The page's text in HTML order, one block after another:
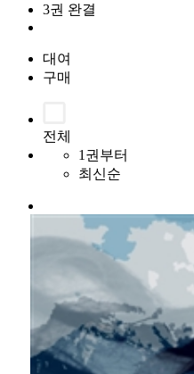
3권 완결
대여
구매
전체
1권부터
최신순